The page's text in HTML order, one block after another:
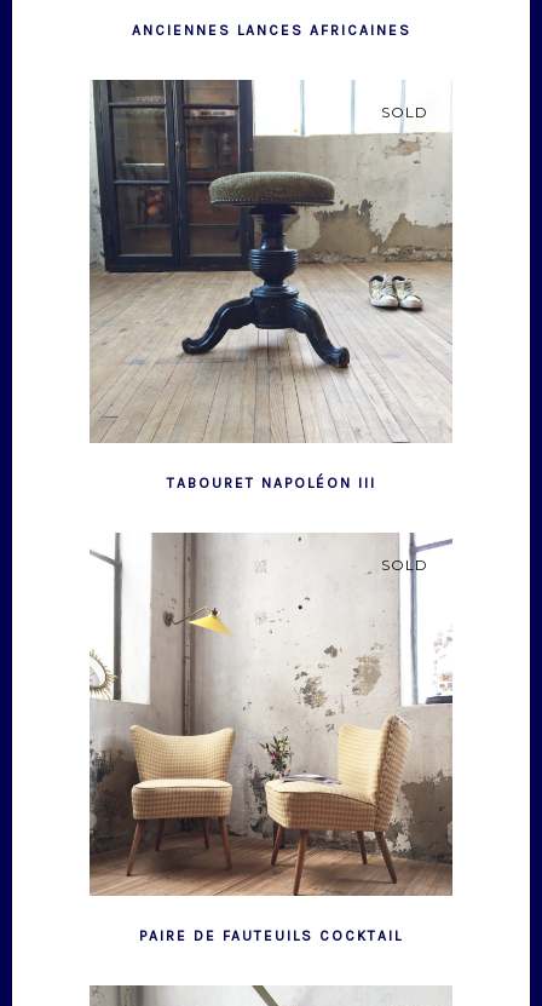
ANCIENNES LANCES AFRICAINES
SOLD
TABOURET NAPOLÉON III
SOLD
PAIRE DE FAUTEUILS COCKTAIL